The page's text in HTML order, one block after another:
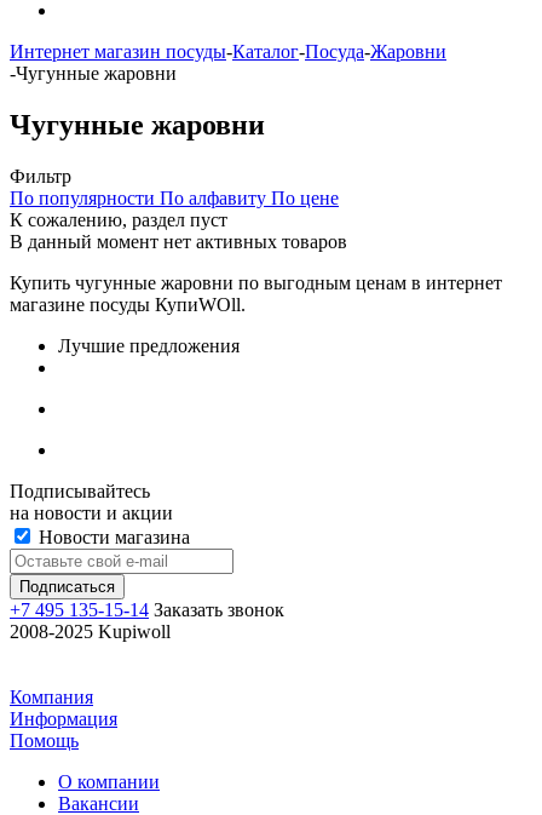
Интернет магазин посуды-Каталог-Посуда-Жаровни
-Чугунные жаровни
Чугунные жаровни
Фильтр
По популярности По алфавиту По цене
К сожалению, раздел пуст
В данный момент нет активных товаров
Купить чугунные жаровни по выгодным ценам в интернет
магазине посуды КупиWOll.
Лучшие предложения
Подписывайтесь
на новости и акции
Новости магазина
+7 495 135-15-14 Заказать звонок
2008-2025 Kupiwoll
Компания
Информация
Помощь
О компании
Вакансии